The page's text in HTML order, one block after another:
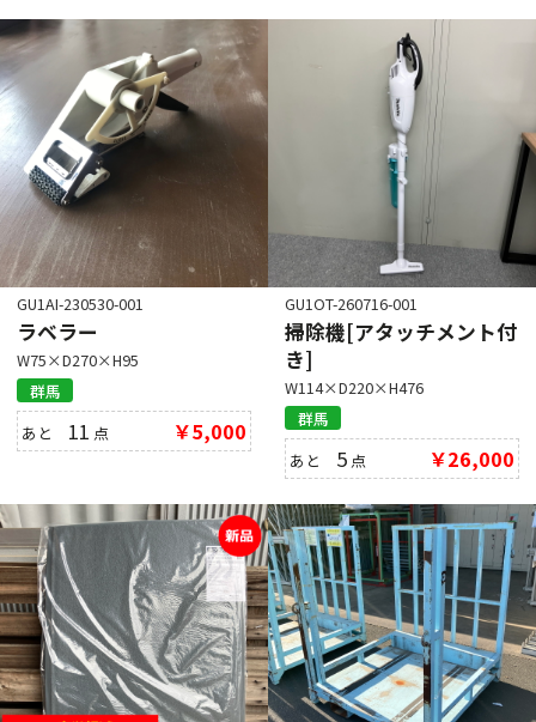
GU1AI-230530-001
ラベラー
W75×D270×H95
群馬
あと 11 点 ￥5,000
GU1OT-260716-001
掃除機[アタッチメント付
き]
W114×D220×H476
群馬
あと 5 点 ￥26,000